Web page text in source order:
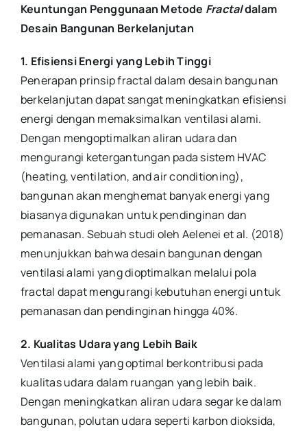
Keuntungan Penggunaan Metode Fractaldalam
Desain Bangunan Berkelanjutan
1. Efisiensi Energi yang Lebih Tinggi
Penerapan prinsip fractal dalam desain bangunan
berkelanjutan dapat sangat meningkatkan efisiensi
energi dengan memaksimalkan ventilasi alami.
Dengan mengoptimalkan aliran udara dan
mengurangi ketergantungan pada sistem HVAC
(heating, ventilation, and air conditioning),
bangunan akan menghemat banyak energi yang
biasanya digunakan untuk pendinginan dan
pemanasan. Sebuah studi oleh Aelenei et al. (2018)
menunjukkan bahwa desain bangunan dengan
ventilasi alami yang dioptimalkan melalui pola
fractal dapat mengurangi kebutuhan energi untuk
pemanasan dan pendinginan hingga 40%.
2. Kualitas Udara yang Lebih Baik
Ventilasi alami yang optimal berkontribusi pada
kualitas udara dalam ruangan yang lebih baik.
Dengan meningkatkan aliran udara segar ke dalam
bangunan, polutan udara seperti karbon dioksida,